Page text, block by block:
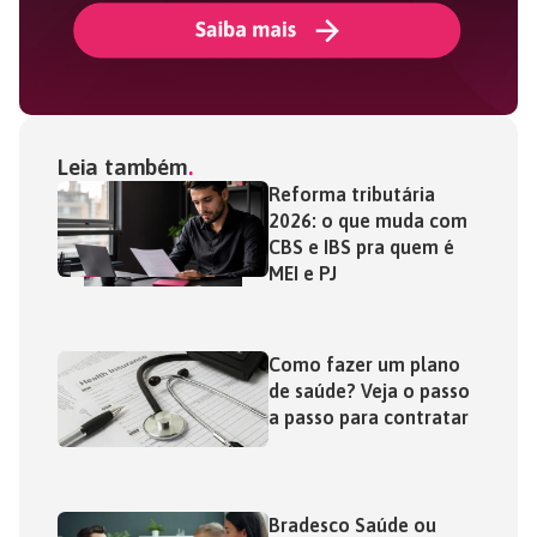
Leia também
Reforma tributária
2026: o que muda com
CBS e IBS pra quem é
MEI e PJ
Como fazer um plano
de saúde? Veja o passo
a passo para contratar
Bradesco Saúde ou